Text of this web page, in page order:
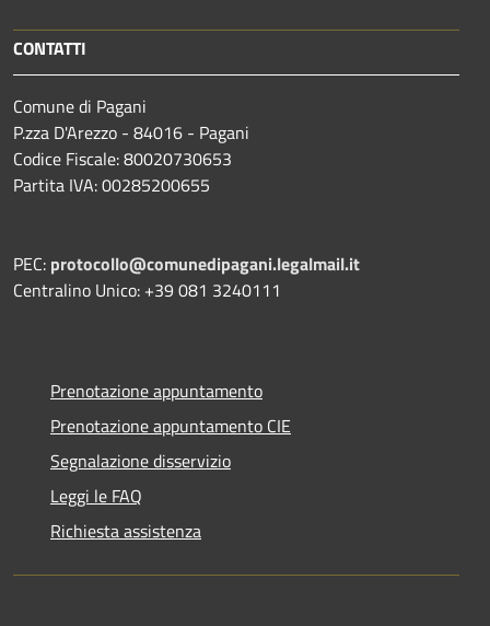
CONTATTI
Comune di Pagani
P.zza D'Arezzo - 84016 - Pagani
Codice Fiscale: 80020730653
Partita IVA: 00285200655
PEC: protocollo@comunedipagani.legalmail.it
Centralino Unico: +39 081 3240111
Prenotazione appuntamento
Prenotazione appuntamento CIE
Segnalazione disservizio
Leggi le FAQ
Richiesta assistenza